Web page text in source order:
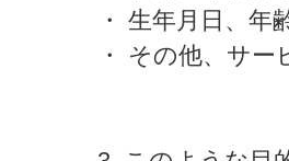
・ 生年月日、年
・ その他、サ